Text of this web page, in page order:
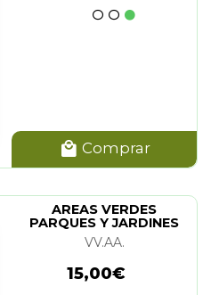
Comprar
AREAS VERDES
PARQUES Y JARDINES
VV.AA.
15,00€